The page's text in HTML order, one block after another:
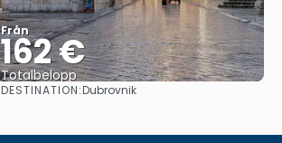
Från
162 €
Totalbelopp
Se
DESTINATION:Dubrovnik